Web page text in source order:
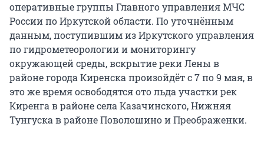
оперативные группы Главного управления МЧС
России по Иркутской области. По уточнённым
данным, поступившим из Иркутского управления
по гидрометеорологии и мониторингу
окружающей среды, вскрытие реки Лены в
районе города Киренска произойдёт с 7 по 9 мая, в
это же время освободятся ото льда участки рек
Киренга в районе села Казачинского, Нижняя
Тунгуска в районе Поволошино и Преображенки.